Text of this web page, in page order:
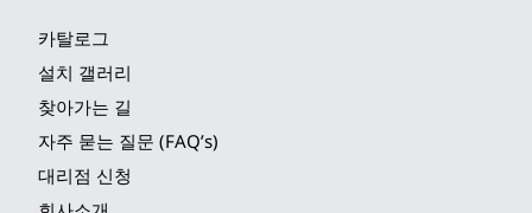
카탈로그
설치 갤러리
찾아가는 길
자주 묻는 질문 (FAQ’s)
대리점 신청